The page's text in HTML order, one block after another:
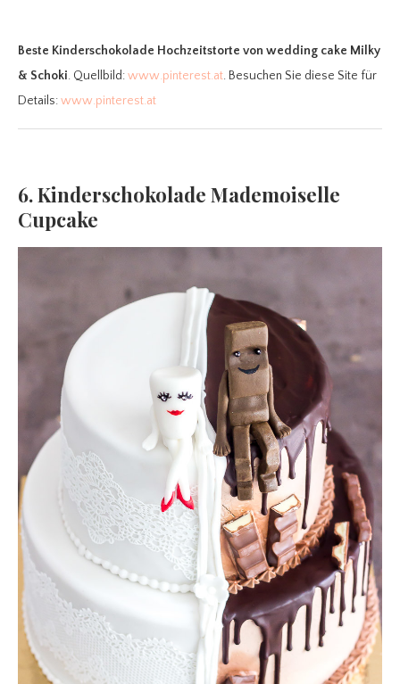
Beste Kinderschokolade Hochzeitstorte von wedding cake Milky
& Schoki. Quellbild:www.pinterest.at. Besuchen Sie diese Site für
Details:www.pinterest.at
6. Kinderschokolade Mademoiselle
Cupcake